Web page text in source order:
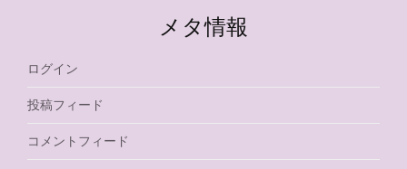
メタ情報
ログイン
投稿フィード
コメントフィード